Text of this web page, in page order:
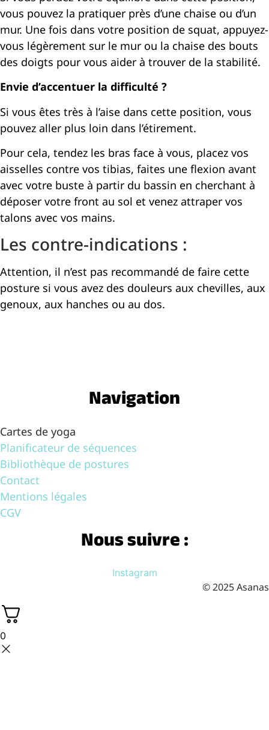
vous pouvez la pratiquer près d’une chaise ou d’un
mur. Une fois dans votre position de squat, appuyez-
vous légèrement sur le mur ou la chaise des bouts
des doigts pour vous aider à trouver de la stabilité.
Envie d’accentuer la difficulté ?
Si vous êtes très à l’aise dans cette position, vous
pouvez aller plus loin dans l’étirement.
Pour cela, tendez les bras face à vous, placez vos
aisselles contre vos tibias, faites une flexion avant
avec votre buste à partir du bassin en cherchant à
déposer votre front au sol et venez attraper vos
talons avec vos mains.
Les contre-indications :
Attention, il n’est pas recommandé de faire cette
posture si vous avez des douleurs aux chevilles, aux
genoux, aux hanches ou au dos.
Navigation
Cartes de yoga
Planificateur de séquences
Bibliothèque de postures
Contact
Mentions légales
CGV
Nous suivre :
Instagram
© 2025 Asanas
0